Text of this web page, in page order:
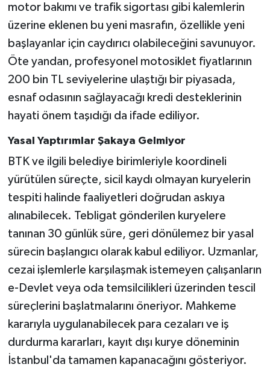
motor bakımı ve trafik sigortası gibi kalemlerin
üzerine eklenen bu yeni masrafın, özellikle yeni
başlayanlar için caydırıcı olabileceğini savunuyor.
Öte yandan, profesyonel motosiklet fiyatlarının
200 bin TL seviyelerine ulaştığı bir piyasada,
esnaf odasının sağlayacağı kredi desteklerinin
hayati önem taşıdığı da ifade ediliyor.
Yasal Yaptırımlar Şakaya Gelmiyor
BTK ve ilgili belediye birimleriyle koordineli
yürütülen süreçte, sicil kaydı olmayan kuryelerin
tespiti halinde faaliyetleri doğrudan askıya
alınabilecek. Tebligat gönderilen kuryelere
tanınan 30 günlük süre, geri dönülemez bir yasal
sürecin başlangıcı olarak kabul ediliyor. Uzmanlar,
cezai işlemlerle karşılaşmak istemeyen çalışanların
e-Devlet veya oda temsilcilikleri üzerinden tescil
süreçlerini başlatmalarını öneriyor. Mahkeme
kararıyla uygulanabilecek para cezaları ve iş
durdurma kararları, kayıt dışı kurye döneminin
İstanbul'da tamamen kapanacağını gösteriyor.